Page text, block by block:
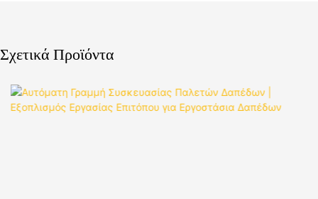
Σχετικά Προϊόντα